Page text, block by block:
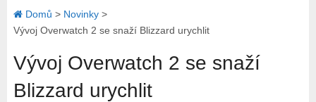
Domů > Novinky>
Vývoj Overwatch 2 se snaží Blizzard urychlit
Vývoj Overwatch 2 se snaží
Blizzard urychlit